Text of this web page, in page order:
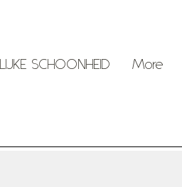
SCHOONHEID More